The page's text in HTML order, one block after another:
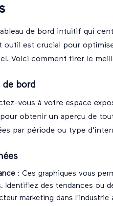
de bord intuitif qui
outil est crucial pour
Voici comment tirer le
bord
vous à votre espace
obtenir un aperçu de
par période ou type
: Ces graphiques vous
Identifiez des tendances ou
marketing dans